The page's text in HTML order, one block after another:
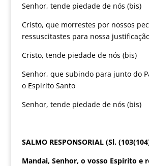
Senhor, tende piedade de nós (bis)
Cristo, que morrestes por nossos
ressuscitastes para nossa
Cristo, tende piedade de nós (bis)
Senhor, que subindo para junto do
o Espirito Santo
Senhor, tende piedade de nós (bis)
SALMO RESPONSORIAL (Sl.
Mandai, Senhor, o vosso Espírito e